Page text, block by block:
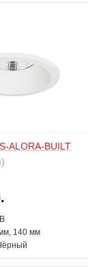
ALORA-BUILT
140 мм